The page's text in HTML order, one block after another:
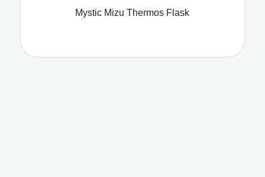
Mystic Mizu Thermos Flask